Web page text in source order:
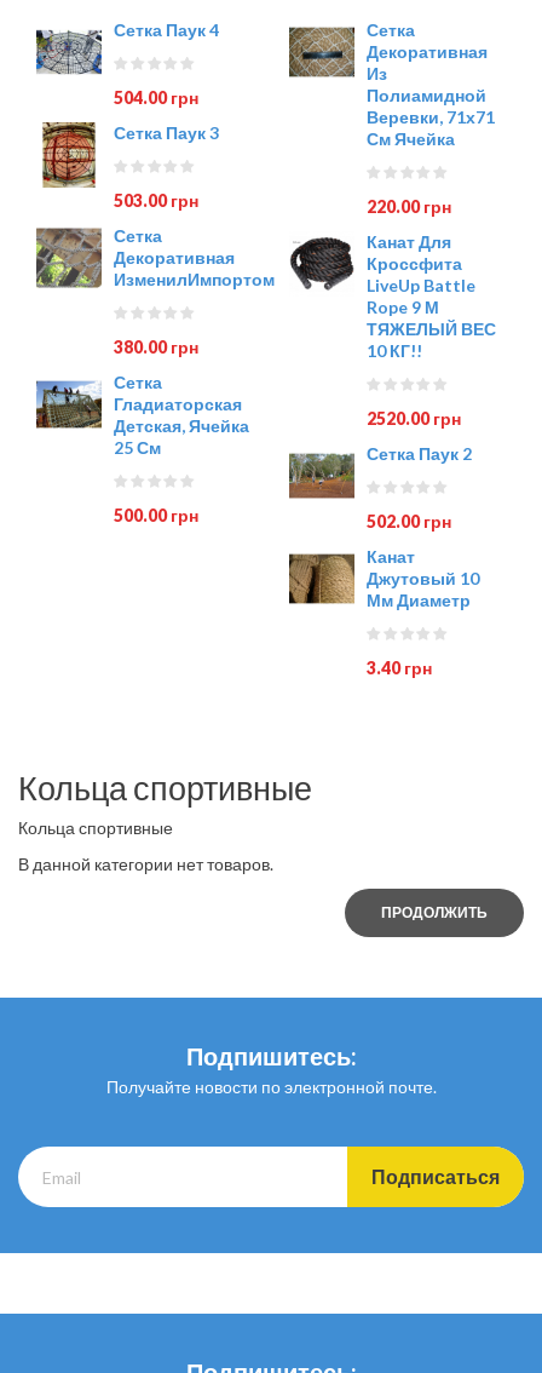
Сетка Паук 4
504.00 грн
Сетка Паук 3
503.00 грн
Сетка
Декоративная
ИзменилИмпортом
380.00 грн
Сетка
Гладиаторская
Детская, Ячейка
25 См
500.00 грн
Сетка
Декоративная
Из
Полиамидной
Веревки, 71х71
См Ячейка
220.00 грн
Канат Для
Кроссфита
LiveUp Battle
Rope 9 М
ТЯЖЕЛЫЙ ВЕС
10 КГ!!
2520.00 грн
Сетка Паук 2
502.00 грн
Канат
Джутовый 10
Мм Диаметр
3.40 грн
Кольца спортивные
Кольца спортивные
В данной категории нет товаров.
ПРОДОЛЖИТЬ
Подпишитесь:
Получайте новости по электронной почте.
Подписаться